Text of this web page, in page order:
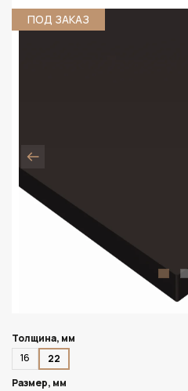
ПОД ЗАКАЗ
Толщина, мм
16
22
Размер, мм